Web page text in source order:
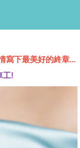
寫下最美好的終章...
工!